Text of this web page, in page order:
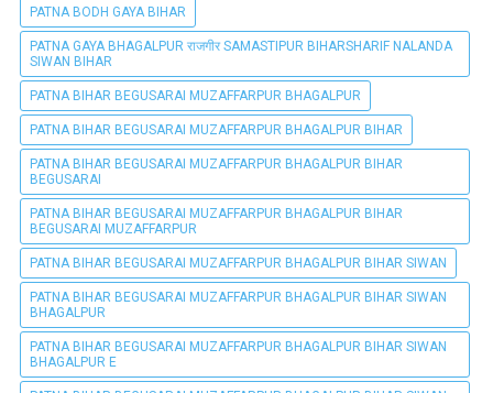
PATNA BODH GAYA BIHAR
PATNA GAYA BHAGALPUR राजगीर SAMASTIPUR BIHARSHARIF NALANDA
SIWAN BIHAR
PATNA BIHAR BEGUSARAI MUZAFFARPUR BHAGALPUR
PATNA BIHAR BEGUSARAI MUZAFFARPUR BHAGALPUR BIHAR
PATNA BIHAR BEGUSARAI MUZAFFARPUR BHAGALPUR BIHAR
BEGUSARAI
PATNA BIHAR BEGUSARAI MUZAFFARPUR BHAGALPUR BIHAR
BEGUSARAI MUZAFFARPUR
PATNA BIHAR BEGUSARAI MUZAFFARPUR BHAGALPUR BIHAR SIWAN
PATNA BIHAR BEGUSARAI MUZAFFARPUR BHAGALPUR BIHAR SIWAN
BHAGALPUR
PATNA BIHAR BEGUSARAI MUZAFFARPUR BHAGALPUR BIHAR SIWAN
BHAGALPUR E